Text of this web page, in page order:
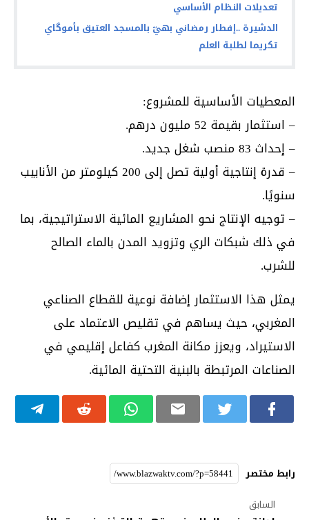
تعديلات النظام الأساسي
الدشيرة ..إفطار رمضاني بهيّ بالمسجد العتيق بأموگاي
تكريما لطلبة العلم
المعطيات الأساسية للمشروع:
– استثمار بقيمة 52 مليون درهم.
– إحداث 83 منصب شغل جديد.
– قدرة إنتاجية أولية تصل إلى 200 كيلومتر من الأنابيب
سنويًا.
– توجيه الإنتاج نحو المشاريع المائية الاستراتيجية، بما
في ذلك شبكات الري وتزويد المدن بالماء الصالح
للشرب.
يمثل هذا الاستثمار إضافة نوعية للقطاع الصناعي
المغربي، حيث يساهم في تقليص الاعتماد على
الاستيراد، ويعزز مكانة المغرب كفاعل إقليمي في
الصناعات المرتبطة بالبنية التحتية المائية.
رابط مختصر
السابق